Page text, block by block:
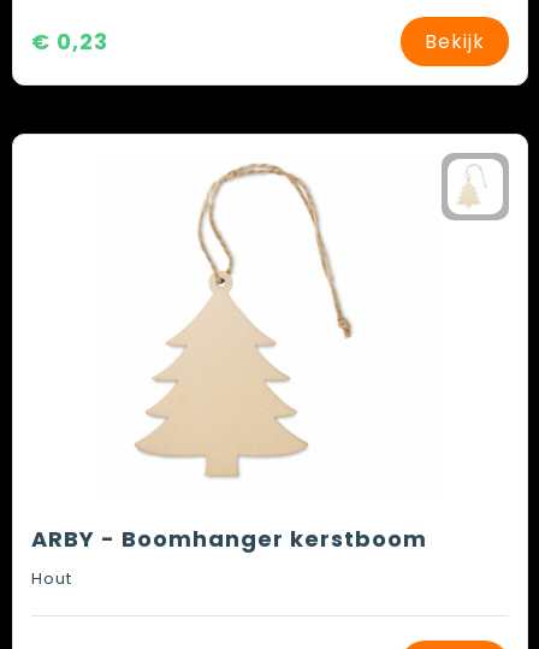
€ 0,23 Bekijk
ARBY - Boomhanger kerstboom
Hout